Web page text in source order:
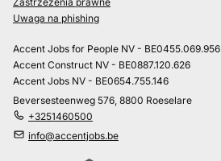
Uwaga na phishing
Accent Jobs for People NV - BE0455.069.956
Accent Construct NV - BE0887.120.626
Accent Jobs NV - BE0654.755.146
Beversesteenweg 576, 8800 Roeselare
+3251460500
info@accentjobs.be